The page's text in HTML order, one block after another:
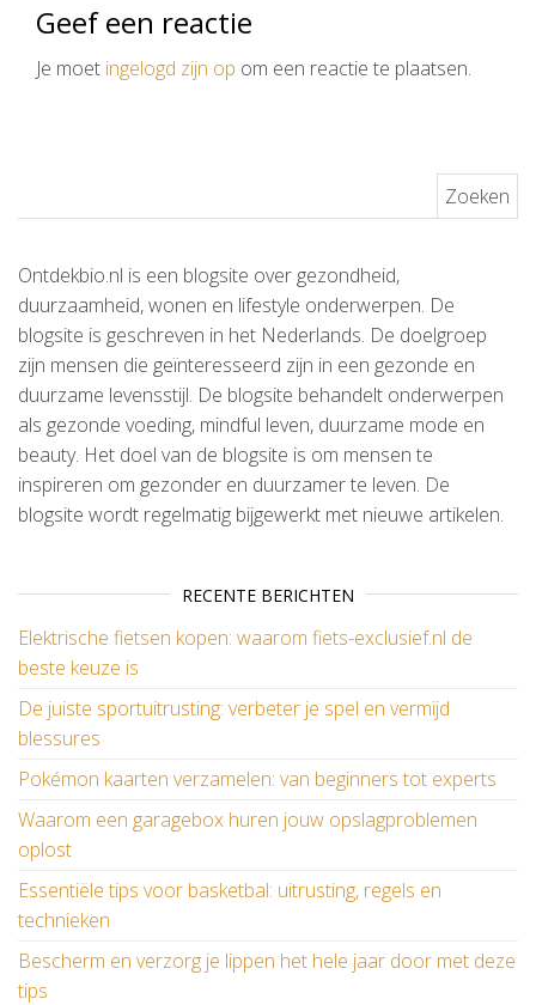
Geef een reactie
Je moet ingelogd zijn op om een reactie te plaatsen.
Ontdekbio.nl is een blogsite over gezondheid,
duurzaamheid, wonen en lifestyle onderwerpen. De
blogsite is geschreven in het Nederlands. De doelgroep
zijn mensen die geïnteresseerd zijn in een gezonde en
duurzame levensstijl. De blogsite behandelt onderwerpen
als gezonde voeding, mindful leven, duurzame mode en
beauty. Het doel van de blogsite is om mensen te
inspireren om gezonder en duurzamer te leven. De
blogsite wordt regelmatig bijgewerkt met nieuwe artikelen.
RECENTE BERICHTEN
Elektrische fietsen kopen: waarom fiets-exclusief.nl de
beste keuze is
De juiste sportuitrusting: verbeter je spel en vermijd
blessures
Pokémon kaarten verzamelen: van beginners tot experts
Waarom een garagebox huren jouw opslagproblemen
oplost
Essentiële tips voor basketbal: uitrusting, regels en
technieken
Bescherm en verzorg je lippen het hele jaar door met deze
tips